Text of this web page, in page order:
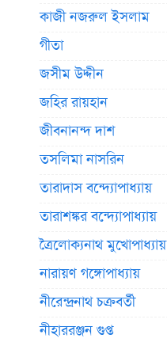
কাজী নজরুল ইসলাম
গীতা
জসীম উদ্দীন
জহির রায়হান
জীবনানন্দ দাশ
তসলিমা নাসরিন
তারাদাস বন্দ্যোপাধ্যায়
তারাশঙ্কর বন্দ্যোপাধ্যায়
ত্রৈলোক্যনাথ মুখোপাধ্যায়
নারায়ণ গঙ্গোপাধ্যায়
নীরেন্দ্রনাথ চক্রবর্তী
নীহাররঞ্জন গুপ্ত